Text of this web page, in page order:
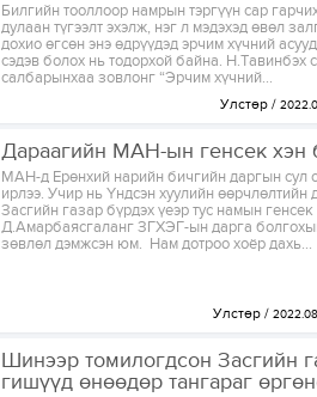
Билгийн тооллоор намрын тэргүүн сар
дулаан түгээлт эхэлж, нэг л мэдэхэд өвөл
дохио өгсөн энэ өдрүүдэд эрчим хүчний
сэдэв болох нь тодорхой байна. Н.Тавинбэх
салбарынхаа зовлонг “Эрчим хүчний...
Улстөр
Дараагийн МАН-ын генсек хэн
МАН-д Ерөнхий нарийн бичгийн даргын сул
ирлээ. Учир нь Үндсэн хуулийн өөрчлөлтийн
Засгийн газар бүрдэх үеэр тус намын генсек
Д.Амарбаясгаланг ЗГХЭГ-ын дарга
зөвлөл дэмжсэн юм. Нам дотроо хоёр дахь...
Улстөр
Шинээр томилогдсон Засгийн
гишүүд өнөөдөр тангараг